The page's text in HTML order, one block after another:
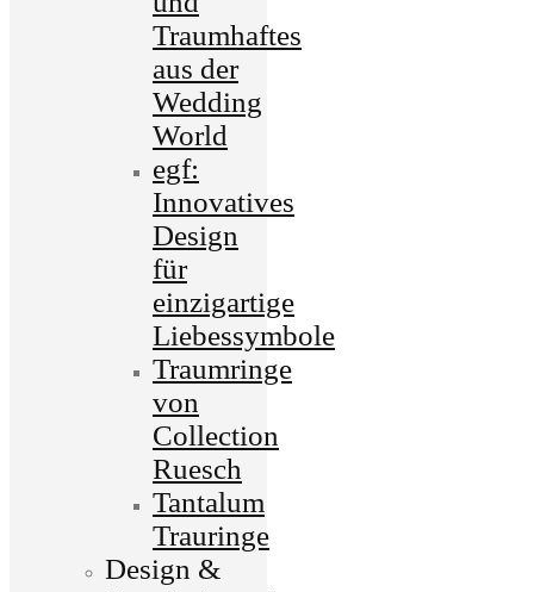
Traumhaftes
aus der
Wedding
World
egf:
Innovatives
Design
für
einzigartige
Liebessymbole
Traumringe
von
Collection
Ruesch
Tantalum
Trauringe
Design &